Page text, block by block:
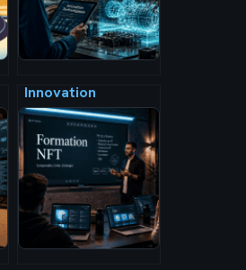
Innovation
technologique :
comment les
jumeaux
numériques et l’IA
redéfinissent 4
secteurs industriels